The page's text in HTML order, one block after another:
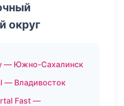
округ
— Южно-Сахалинск
— Владивосток
Fast —